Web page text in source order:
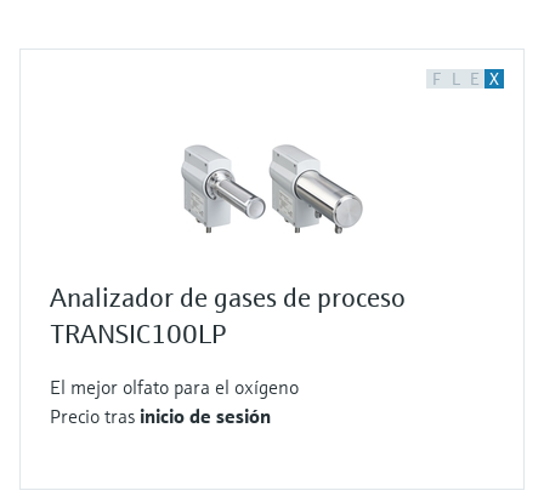
F L E X
Analizador de gases de proceso
TRANSIC100LP
El mejor olfato para el oxígeno
Precio tras inicio de sesión